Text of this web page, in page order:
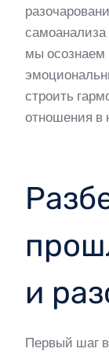
самоанализа
мы
строить
отношения в
и
Первый шаг